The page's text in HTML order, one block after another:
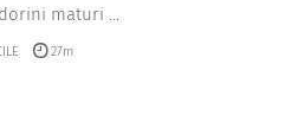
maturi ...
27m